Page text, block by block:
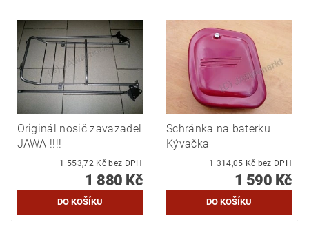
Originál nosič zavazadel
JAWA !!!!
1 553,72 Kč bez DPH
1 880 Kč
Schránka na baterku
Kývačka
1 314,05 Kč bez DPH
1 590 Kč